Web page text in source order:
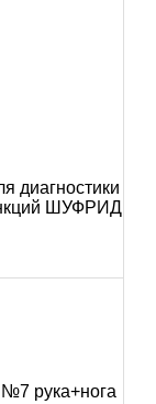
диагностики
ШУФРИД
рука+нога